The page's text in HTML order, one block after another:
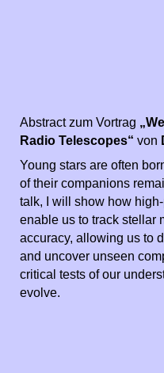
Abstract zum Vortrag
Radio Telescopes“ von
Young stars are often
of their companions
talk, I will show how
enable us to track stellar
accuracy, allowing us to
and uncover unseen
critical tests of our
evolve.